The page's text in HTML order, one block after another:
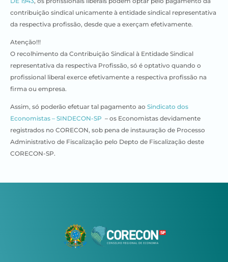
contribuição sindical unicamente à entidade sindical representativa
da respectiva profissão, desde que a exerçam efetivamente.
Atenção!!!
O recolhimento da Contribuição Sindical à Entidade Sindical
representativa da respectiva Profissão, só é optativo quando o
profissional liberal exerce efetivamente a respectiva profissão na
firma ou empresa.
Assim, só poderão efetuar tal pagamento ao Sindicato dos
Economistas – SINDECON-SP – os Economistas devidamente
registrados no CORECON, sob pena de instauração de Processo
Administrativo de Fiscalização pelo Depto de Fiscalização deste
CORECON-SP.